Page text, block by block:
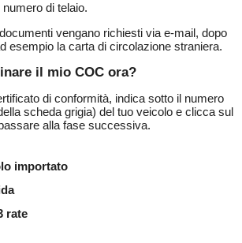
di telaio.
vengano richiesti via e-mail, dopo
esempio la carta di circolazione straniera.
il mio COC ora?
di conformità, indica sotto il numero
scheda grigia) del tuo veicolo e clicca sul
alla fase successiva.
importato
rate